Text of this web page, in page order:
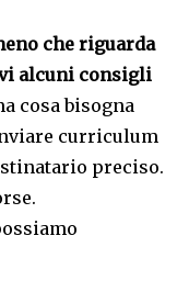
che riguarda
alcuni consigli
cosa bisogna
curriculum
preciso.